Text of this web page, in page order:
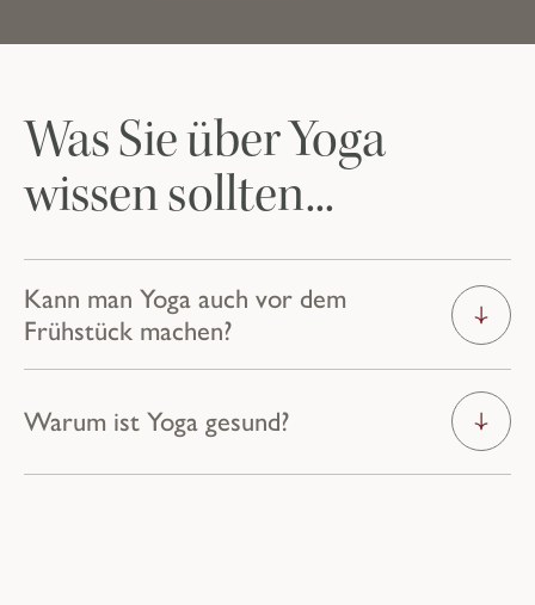
Was Sie über Yoga
wissen sollten...
Kann man Yoga auch vor dem
Frühstück machen?
Warum ist Yoga gesund?
Noch mehr
Bewegung.